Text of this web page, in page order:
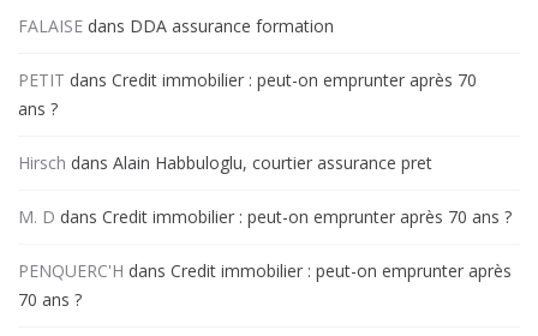
FALAISE dans DDA assurance formation
PETIT dans Credit immobilier : peut-on emprunter après 70
ans ?
Hirsch dans Alain Habbuloglu, courtier assurance pret
M. D dans Credit immobilier : peut-on emprunter après 70 ans ?
PENQUERC'H dans Credit immobilier : peut-on emprunter après
70 ans ?